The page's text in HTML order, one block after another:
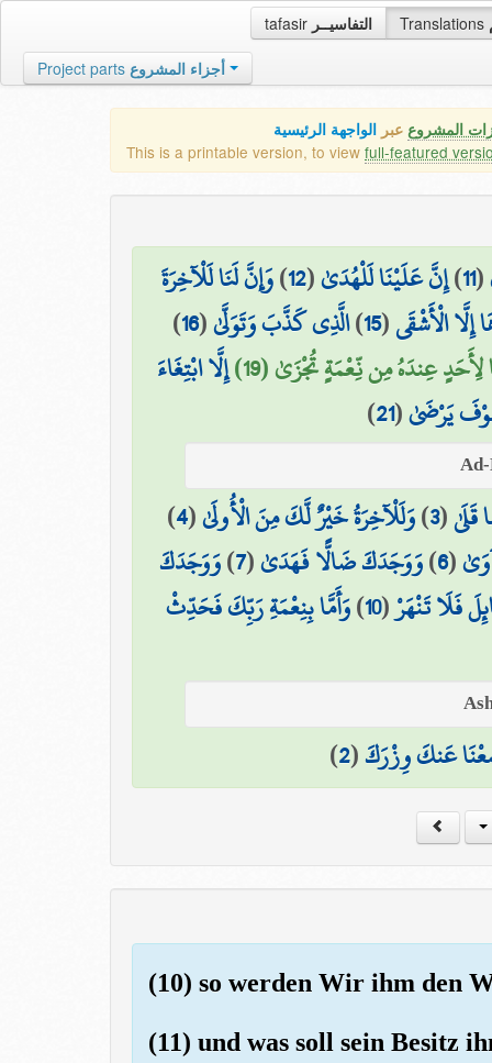
tafasir التفاسيــر Translations
Project parts أجزاء المشروع
المشروع عبر الواجهة الرئيسية
This is a printable version, to view full-featured
(
11
)إِنَّ عَلَيْنَا لَلْهُدَىٰ(
12
)وَإِنَّ لَنَا لَلْآخِرَةَ
إِلَّا الْأَشْقَى(
15
)الَّذِي كَذَّبَ وَتَوَلَّىٰ(
16
)
لِأَحَدٍ عِندَهُ مِن نِّعْمَةٍ تُجْزَىٰ (19)
إِلَّا ابْتِغَاءَ
يَرْضَىٰ(
21
)
(
3
)وَلَلْآخِرَةُ خَيْرٌ لَّكَ مِنَ الْأُولَىٰ(
4
)
(
6
)وَوَجَدَكَ ضَالًّا فَهَدَىٰ(
7
)وَوَجَدَكَ
فَلَا تَنْهَرْ(
10
)وَأَمَّا بِنِعْمَةِ رَبِّكَ فَحَدِّثْ
عَنكَ وِزْرَكَ(
2
)
(10) so werden Wir ihm den
(11) und was soll sein Besitz